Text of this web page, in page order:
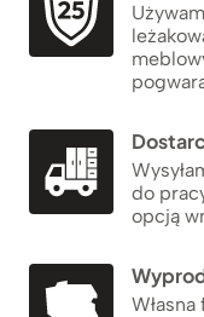
do
opcją